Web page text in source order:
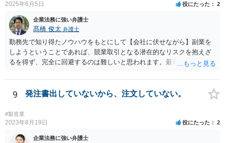
士」「株式買取 弁護士」「株式評価 弁護士」「少数株主 弁護
分野に含まれることが多いため、企業法務や会社法を取り扱っている
弁護士を探すのが一般的でしょう。
2025年6月5日 役にたった 2
企業法務に強い弁護士
髙橋 俊太 弁護士
勤務先で知り得たノウハウをもとにして【会社に伏せながら】副業を
しようということであれば、競業取引となる潜在的なリスクを抱えざ
るを得ず、完全に回避するのは難しいと思われます。最寄りの弁護士
たします。
9 発注書出していないから、注文していない。
#製造業
2023年8月19日 役にたった 2
企業法務に強い弁護士